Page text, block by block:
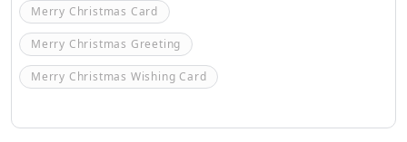
Merry Christmas Card
Merry Christmas Greeting
Merry Christmas Wishing Card